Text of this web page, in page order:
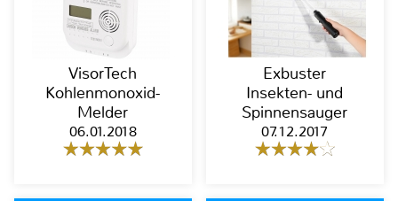
VisorTech
Kohlenmonoxid-
Melder
06.01.2018
Exbuster
Insekten- und
Spinnensauger
07.12.2017